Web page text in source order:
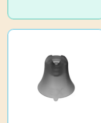
Alternativene
produktsiden